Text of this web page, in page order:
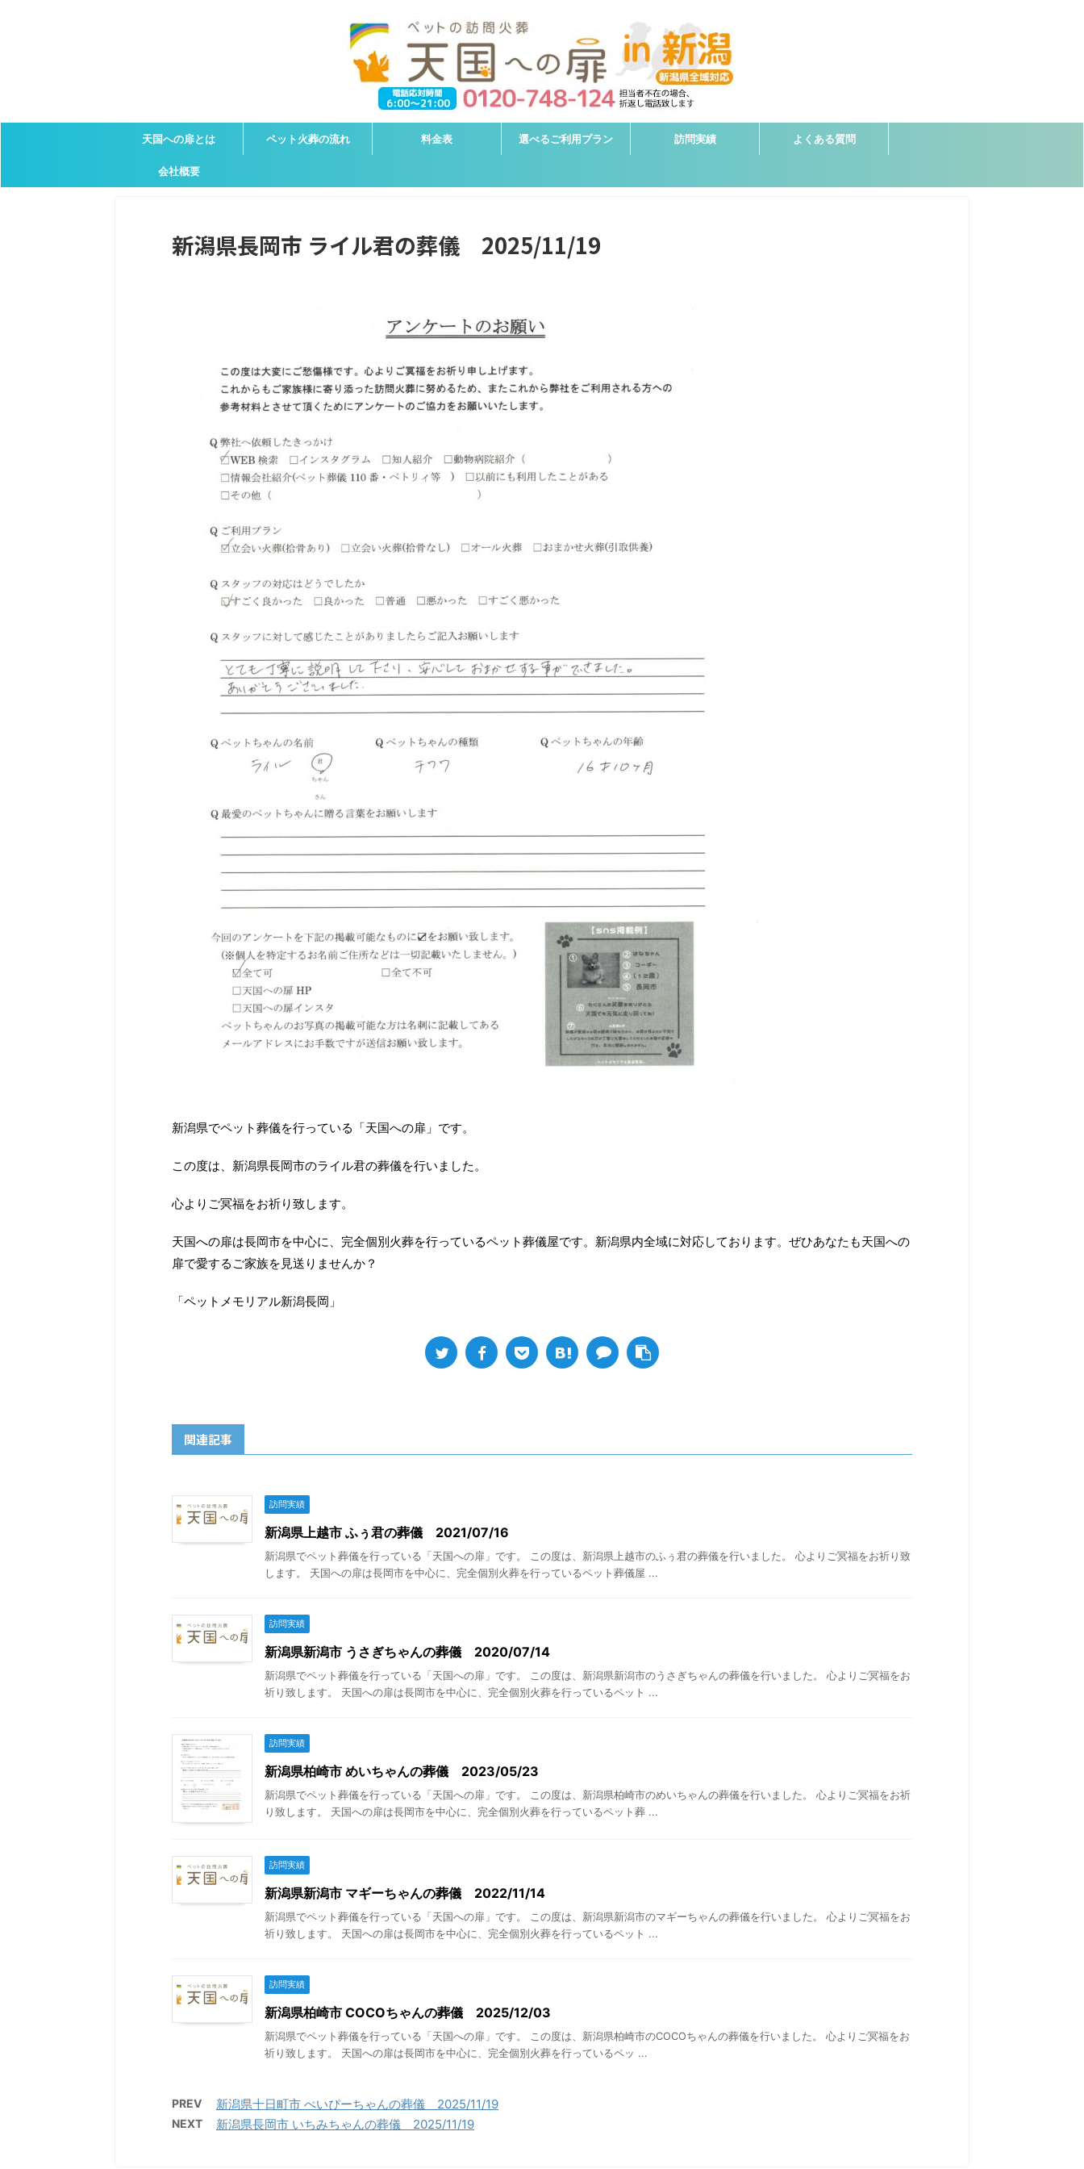
天国への扉とは ペット火葬の流れ 料金表 選べるご利用プラン 訪問実績 よくある質問
会社概要
新潟県長岡市 ライル君の葬儀 2025/11/19
新潟県でペット葬儀を行っている「天国への扉」です。
この度は、新潟県長岡市のライル君の葬儀を行いました。
心よりご冥福をお祈り致します。
天国への扉は長岡市を中心に、完全個別火葬を行っているペット葬儀屋です。新潟県内全域に対応しております。ぜひあなたも天国への
扉で愛するご家族を見送りませんか？
「ペットメモリアル新潟長岡」
関連記事
訪問実績
新潟県上越市 ふぅ君の葬儀 2021/07/16
新潟県でペット葬儀を行っている「天国への扉」です。 この度は、新潟県上越市のふぅ君の葬儀を行いました。 心よりご冥福をお祈り致
します。 天国への扉は長岡市を中心に、完全個別火葬を行っているペット葬儀屋 ...
訪問実績
新潟県新潟市 うさぎちゃんの葬儀 2020/07/14
新潟県でペット葬儀を行っている「天国への扉」です。 この度は、新潟県新潟市のうさぎちゃんの葬儀を行いました。 心よりご冥福をお
祈り致します。 天国への扉は長岡市を中心に、完全個別火葬を行っているペット ...
訪問実績
新潟県柏崎市 めいちゃんの葬儀 2023/05/23
新潟県でペット葬儀を行っている「天国への扉」です。 この度は、新潟県柏崎市のめいちゃんの葬儀を行いました。 心よりご冥福をお祈
り致します。 天国への扉は長岡市を中心に、完全個別火葬を行っているペット葬 ...
訪問実績
新潟県新潟市 マギーちゃんの葬儀 2022/11/14
新潟県でペット葬儀を行っている「天国への扉」です。 この度は、新潟県新潟市のマギーちゃんの葬儀を行いました。 心よりご冥福をお
祈り致します。 天国への扉は長岡市を中心に、完全個別火葬を行っているペット ...
訪問実績
新潟県柏崎市 COCOちゃんの葬儀 2025/12/03
新潟県でペット葬儀を行っている「天国への扉」です。 この度は、新潟県柏崎市のCOCOちゃんの葬儀を行いました。 心よりご冥福をお
祈り致します。 天国への扉は長岡市を中心に、完全個別火葬を行っているペッ ...
PREV 新潟県十日町市 ぺいぴーちゃんの葬儀 2025/11/19
NEXT 新潟県長岡市 いちみちゃんの葬儀 2025/11/19